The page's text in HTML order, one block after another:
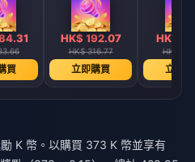
買
HK$ 192.07
HK$ 316.77
立即購買
HK$
HK$
立即
K 幣。以購買 373 K 幣並享有